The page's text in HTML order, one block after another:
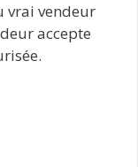
vrai vendeur
accepte